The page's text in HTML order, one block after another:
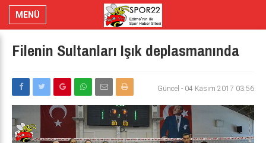
MENÜ
Filenin Sultanları Işık deplasmanında
Güncel - 04 Kasım 2017 03:56